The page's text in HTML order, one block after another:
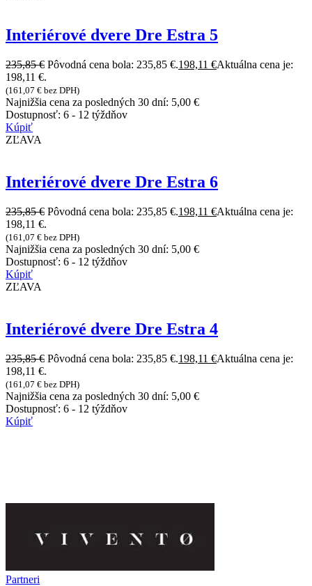
Interiérové dvere Dre Estra 5
235,85€ Pôvodná cena bola: 235,85 €.198,11 €Aktuálna cena je:
198,11 €.
(161,07 € bez DPH)
Najnižšia cena za posledných 30 dní: 5,00 €
Dostupnosť: 6 - 12 týždňov
Kúpiť
ZĽAVA
Interiérové dvere Dre Estra 6
235,85€ Pôvodná cena bola: 235,85 €.198,11 €Aktuálna cena je:
198,11 €.
(161,07 € bez DPH)
Najnižšia cena za posledných 30 dní: 5,00 €
Dostupnosť: 6 - 12 týždňov
Kúpiť
ZĽAVA
Interiérové dvere Dre Estra 4
235,85€ Pôvodná cena bola: 235,85 €.198,11 €Aktuálna cena je:
198,11 €.
(161,07 € bez DPH)
Najnižšia cena za posledných 30 dní: 5,00 €
Dostupnosť: 6 - 12 týždňov
Kúpiť
Partneri